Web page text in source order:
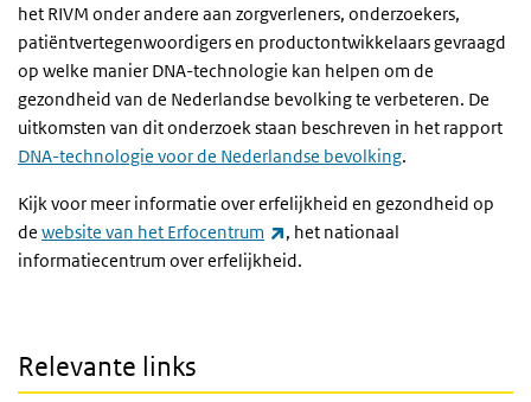
het RIVM onder andere aan zorgverleners, onderzoekers,
patiëntvertegenwoordigers en productontwikkelaars gevraagd
op welke manier DNA-technologie kan helpen om de
gezondheid van de Nederlandse bevolking te verbeteren. De
uitkomsten van dit onderzoek staan beschreven in het rapport
DNA-technologie voor de Nederlandse bevolking.
Kijk voor meer informatie over erfelijkheid en gezondheid op
de website van het Erfocentrum (externe link)
, het nationaal
informatiecentrum over erfelijkheid.
Relevante links